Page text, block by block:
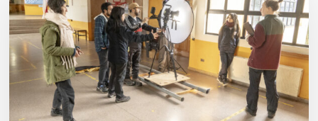
agua
del
mar:
largometraje
de